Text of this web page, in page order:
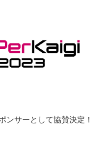
ンサーとして協賛決定！